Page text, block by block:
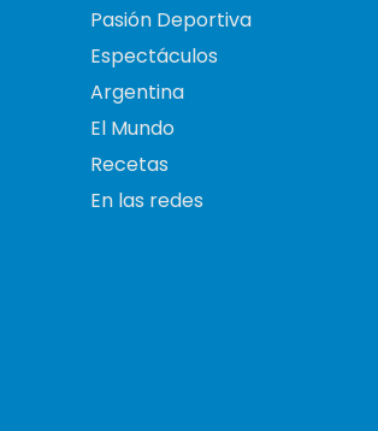
Pasión Deportiva
Espectáculos
Argentina
El Mundo
Recetas
En las redes